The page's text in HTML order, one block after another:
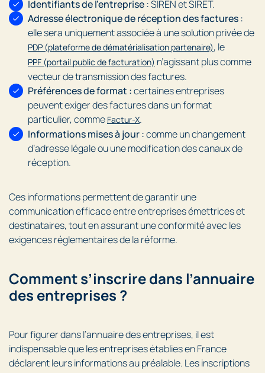
Identifiants de l’entreprise :SIREN et SIRET.
Adresse électronique de réception des factures :
elle sera uniquement associée à une solution privée de
PDP (plateforme de dématérialisation partenaire), le
PPF (portail public de facturation) n’agissant plus comme
vecteur de transmission des factures.
Préférences de format :certaines entreprises
peuvent exiger des factures dans un format
particulier, comme Factur-X.
Informations mises à jour :comme un changement
d’adresse légale ou une modification des canaux de
réception.
Ces informations permettent de garantir une
communication efficace entre entreprises émettrices et
destinataires, tout en assurant une conformité avec les
exigences réglementaires de la réforme.
Comment s’inscrire dans l’annuaire
des entreprises ?
Pour figurer dans l’annuaire des entreprises, il est
indispensable que les entreprises établies en France
déclarent leurs informations au préalable. Les inscriptions